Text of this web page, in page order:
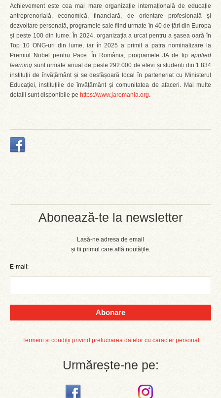
Abonează-te la newsletter
Lasă-ne adresa de email
și fii primul care află noutățile.
E-mail:
Abonare
Termeni și condiții privind prelucrarea datelor cu caracter personal
Urmărește-ne pe:
Achievement este cea mai mare organizație internațională de educație
antreprenorială, economică, financiară, de orientare profesională și
dezvoltare personală, programele sale fiind urmate în 40 de țări din Europa
și peste 100 din lume. În 2024, organizația a urcat pentru a șasea oară în
Top 10 ONG-uri din lume, iar în 2025 a primit a patra nominalizare la
Premiul Nobel pentru Pace. În România, programele JA de tip applied
learning sunt urmate anual de peste 292.000 de elevi și studenți din 1.834
instituții de învățământ și se desfășoară local în parteneriat cu Ministerul
Educației, instituțiile de învățământ și comunitatea de afaceri. Mai multe
detalii sunt disponibile pe https://www.jaromania.org.